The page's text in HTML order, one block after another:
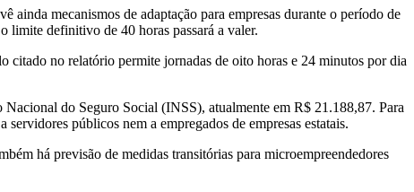
ainda mecanismos de adaptação para empresas durante o período de
limite definitivo de 40 horas passará a valer.
citado no relatório permite jornadas de oito horas e 24 minutos por dia
Nacional do Seguro Social (INSS), atualmente em R$ 21.188,87. Para
públicos nem a empregados de empresas estatais.
há previsão de medidas transitórias para microempreendedores